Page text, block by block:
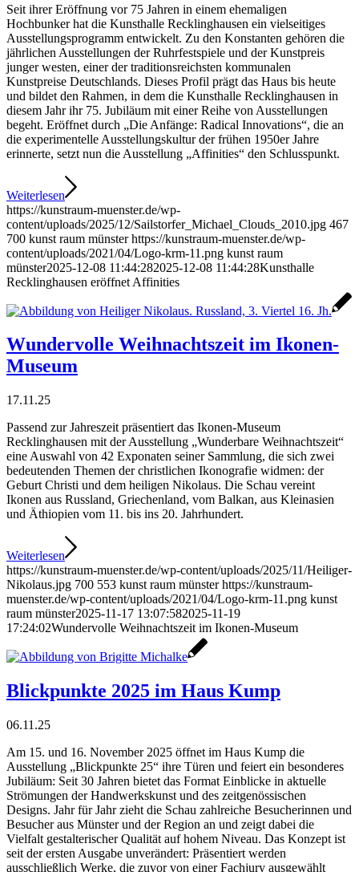
Seit ihrer Eröffnung vor 75 Jahren in einem ehemaligen
Hochbunker hat die Kunsthalle Recklinghausen ein vielseitiges
Ausstellungsprogramm entwickelt. Zu den Konstanten gehören die
jährlichen Ausstellungen der Ruhrfestspiele und der Kunstpreis
junger westen, einer der traditionsreichsten kommunalen
Kunstpreise Deutschlands. Dieses Profil prägt das Haus bis heute
und bildet den Rahmen, in dem die Kunsthalle Recklinghausen in
diesem Jahr ihr 75. Jubiläum mit einer Reihe von Ausstellungen
begeht. Eröffnet durch „Die Anfänge: Radical Innovations“, die an
die experimentelle Ausstellungskultur der frühen 1950er Jahre
erinnerte, setzt nun die Ausstellung „Affinities“ den Schlusspunkt.
Weiterlesen
https://kunstraum-muenster.de/wp-
content/uploads/2025/12/Sailstorfer_Michael_Clouds_2010.jpg 467
700 kunst raum münster https://kunstraum-muenster.de/wp-
content/uploads/2021/04/Logo-krm-11.png kunst raum
münster2025-12-08 11:44:282025-12-08 11:44:28Kunsthalle
Recklinghausen eröffnet Affinities
Wundervolle Weihnachtszeit im Ikonen-
Museum
17.11.25
Passend zur Jahreszeit präsentiert das Ikonen-Museum
Recklinghausen mit der Ausstellung „Wunderbare Weihnachtszeit“
eine Auswahl von 42 Exponaten seiner Sammlung, die sich zwei
bedeutenden Themen der christlichen Ikonografie widmen: der
Geburt Christi und dem heiligen Nikolaus. Die Schau vereint
Ikonen aus Russland, Griechenland, vom Balkan, aus Kleinasien
und Äthiopien vom 11. bis ins 20. Jahrhundert.
Weiterlesen
https://kunstraum-muenster.de/wp-content/uploads/2025/11/Heiliger-
Nikolaus.jpg 700 553 kunst raum münster https://kunstraum-
muenster.de/wp-content/uploads/2021/04/Logo-krm-11.png kunst
raum münster2025-11-17 13:07:582025-11-19
17:24:02Wundervolle Weihnachtszeit im Ikonen-Museum
Blickpunkte 2025 im Haus Kump
06.11.25
Am 15. und 16. November 2025 öffnet im Haus Kump die
Ausstellung „Blickpunkte 25“ ihre Türen und feiert ein besonderes
Jubiläum: Seit 30 Jahren bietet das Format Einblicke in aktuelle
Strömungen der Handwerkskunst und des zeitgenössischen
Designs. Jahr für Jahr zieht die Schau zahlreiche Besucherinnen und
Besucher aus Münster und der Region an und zeigt dabei die
Vielfalt gestalterischer Qualität auf hohem Niveau. Das Konzept ist
seit der ersten Ausgabe unverändert: Präsentiert werden
ausschließlich Werke, die zuvor von einer Fachjury ausgewählt